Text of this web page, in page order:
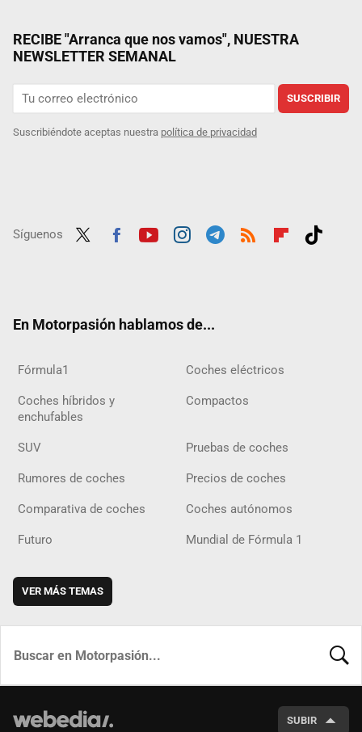
RECIBE "Arranca que nos vamos", NUESTRA
NEWSLETTER SEMANAL
SUSCRIBIR
Suscribiéndote aceptas nuestra política de privacidad
Síguenos
En Motorpasión hablamos de...
Fórmula1 Coches eléctricos
Coches híbridos y
enchufables
Compactos
SUV Pruebas de coches
Rumores de coches Precios de coches
Comparativa de coches Coches autónomos
Futuro Mundial de Fórmula 1
VER MÁS TEMAS
SUBIR